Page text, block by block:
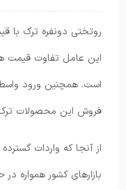
روتختی دونفره ترک با
این عامل تفاوت قیمت
است. همچنین ورود
فروش این محصولات ترک
از آنجا که واردات
بازارهای کشور همواره